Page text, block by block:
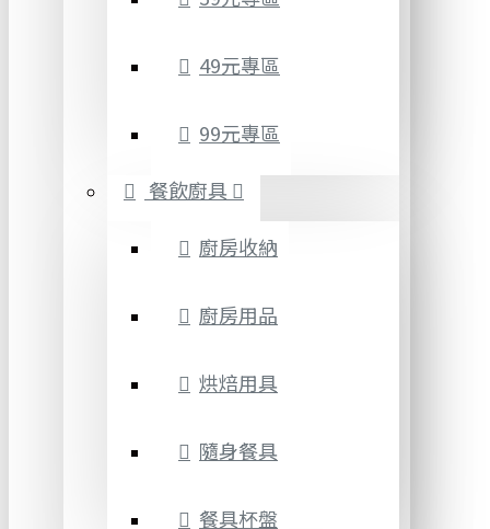
49元專區
99元專區
餐飲廚具
廚房收納
廚房用品
烘焙用具
隨身餐具
餐具杯盤